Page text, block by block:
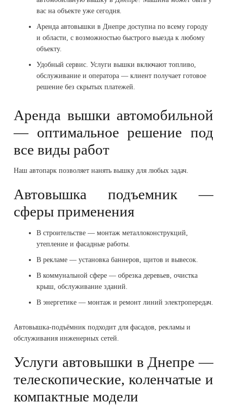
вас на объекте уже сегодня.
Аренда автовышки в Днепре доступна по всему городу
и области, с возможностью быстрого выезда к любому
объекту.
Удобный сервис. Услуги вышки включают топливо,
обслуживание и оператора — клиент получает готовое
решение без скрытых платежей.
Аренда вышки автомобильной
— оптимальное решение под
все виды работ
Наш автопарк позволяет нанять вышку для любых задач.
Автовышка подъемник —
сферы применения
В строительстве — монтаж металлоконструкций,
утепление и фасадные работы.
В рекламе — установка баннеров, щитов и вывесок.
В коммунальной сфере — обрезка деревьев, очистка
крыш, обслуживание зданий.
В энергетике — монтаж и ремонт линий электропередач.
Автовышка-подъёмник подходит для фасадов, рекламы и
обслуживания инженерных сетей.
Услуги автовышки в Днепре —
телескопические, коленчатые и
компактные модели